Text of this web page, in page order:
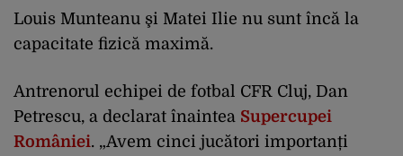
Louis Munteanu şi Matei Ilie nu sunt încă la
capacitate fizică maximă.
Antrenorul echipei de fotbal CFR Cluj, Dan
Petrescu, a declarat înaintea Supercupei
României. „Avem cinci jucători importanți